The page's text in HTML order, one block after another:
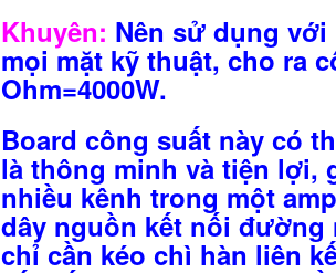
Khuyên: Nên sử dụng với
mọi mặt kỹ thuật, cho ra
Ohm=4000W.
Board công suất này có
là thông minh và tiện lợi,
nhiều kênh trong một
dây nguồn kết nối
chỉ cần kéo chì hàn liên